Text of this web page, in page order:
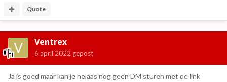
Quote
Ventrex
6 april 2022 gepost
Ja is goed maar kan je helaas nog geen DM sturen met de link